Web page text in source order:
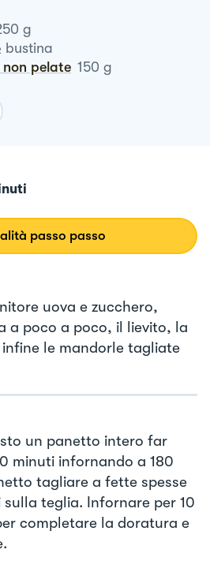
g
bustina
non pelate 150 g
passo passo
uova e zucchero,
a poco a poco, il lievito, la
le mandorle tagliate
un panetto intero far
minuti infornando a 180
tagliare a fette spesse
teglia. Infornare per 10
completare la doratura e